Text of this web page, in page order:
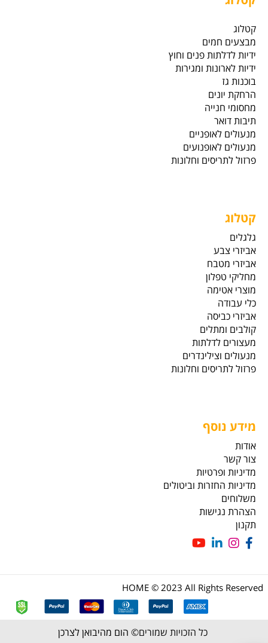
קטלוג
מבצעים חמים
ידיות לדלתות פנים וחוץ
ידיות לארונות ומגירות
בוכנות גז
הרחקת יונים
מחסומי חנייה
תיבות דואר
מנעולים לאופניים
מנעולים לאופנועים
פרזול לתריסים וחלונות
קטלוג
גלגלים
אביזרי צבע
אביזרי מטבח
מחליקי טפלון
מוצרי אטימה
כלי עבודה
אביזרי כביסה
קולבים ומתלים
מעצורים לדלתות
מנעולים וצילינדרים
פרזול לתריסים וחלונות
מידע נוסף
אודות
צור קשר
מדיניות ופרטיות
מדיניות החזרות וביטולים
משלוחים
הצהרת נגישות
תקנון
HOME © 2023 All Rights Reserved
כל הזכויות שמורים© הום מהיבואן לצרכן